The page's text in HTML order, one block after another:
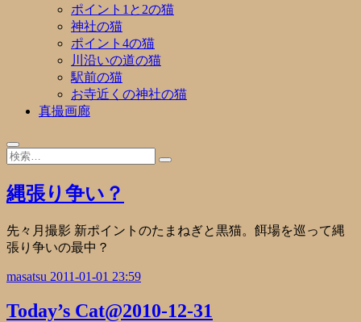
ポイント1と2の猫
神社の猫
ポイント4の猫
川沿いの道の猫
駅前の猫
お寺近くの神社の猫
真撮画廊
縄張り争い？
先々月撮影 新ポイントのたまねぎと黒猫。餌場を巡って縄
張り争いの最中？
masatsu 2011-01-01 23:59
Today’s Cat@2010-12-31